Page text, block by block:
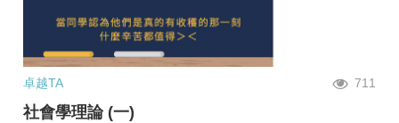
卓越TA 711
社會學理論 (一)